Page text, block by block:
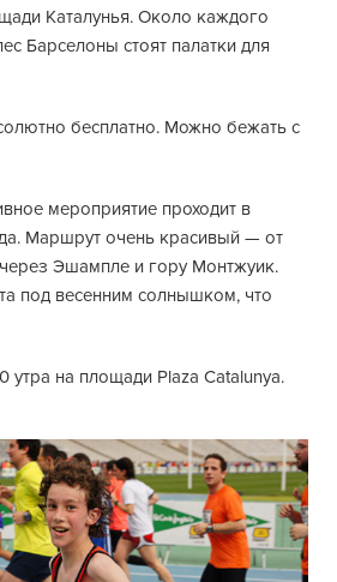
Каталунья. Около каждого
Барселоны стоят палатки для
бесплатно. Можно бежать с
мероприятие проходит в
Маршрут очень красивый — от
Эшампле и гору Монтжуик.
под весенним солнышком, что
утра на площади Plaza Catalunya.